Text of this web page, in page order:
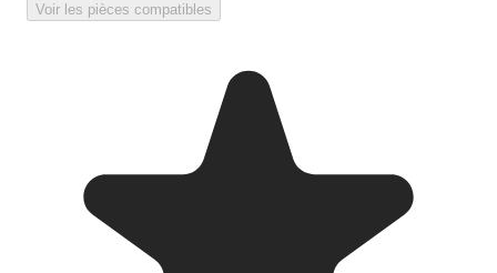
Voir les pièces compatibles